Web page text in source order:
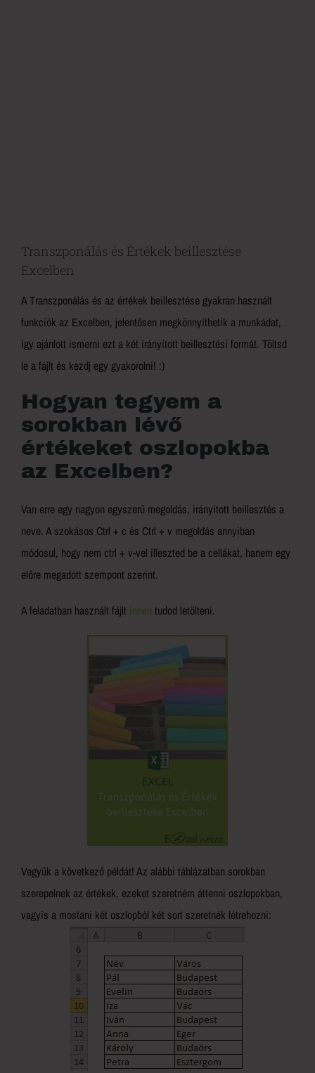
Transzponálás és Értékek beillesztése
Excelben
A Transzponálás és az értékek beillesztése gyakran használt
funkciók az Excelben, jelentősen megkönnyíthetik a munkádat,
így ajánlott ismerni ezt a két irányított beillesztési formát. Töltsd
le a fájlt és kezdj egy gyakorolni! :)
Hogyan tegyem a
sorokban lévő
értékeket oszlopokba
az Excelben?
Van erre egy nagyon egyszerű megoldás, irányított beillesztés a
neve. A szokásos Ctrl + c és Ctrl + v megoldás annyiban
módosul, hogy nem ctrl + v-vel illeszted be a cellákat, hanem egy
előre megadott szempont szerint.
A feladatban használt fájlt innen tudod letölteni.
Vegyük a következő példát! Az alábbi táblázatban sorokban
szerepelnek az értékek, ezeket szeretném áttenni oszlopokban,
vagyis a mostani két oszlopból két sort szeretnék létrehozni: